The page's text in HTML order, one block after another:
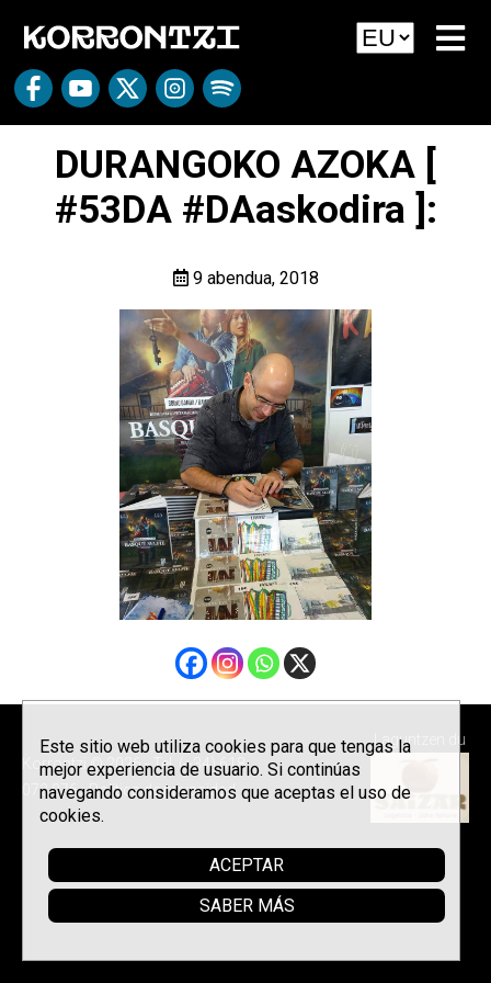
DURANGOKO AZOKA [
#53DA #DAaskodira ]:
9 abendua, 2018
Korrontzi © 2026 - Tel. (+34) 618
072 076 -Política de privacidad
Laguntzen du
Este sitio web utiliza cookies para que tengas la
mejor experiencia de usuario. Si continúas
navegando consideramos que aceptas el uso de
cookies.
ACEPTAR
SABER MÁS